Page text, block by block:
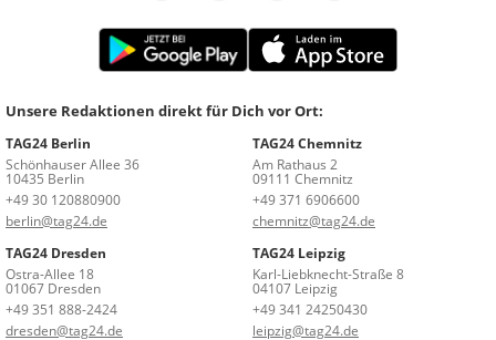
Unsere Redaktionen direkt für Dich vor Ort:
TAG24 Berlin
Schönhauser Allee 36
10435 Berlin
+49 30 120880900
berlin@tag24.de
TAG24 Chemnitz
Am Rathaus 2
09111 Chemnitz
+49 371 6906600
chemnitz@tag24.de
TAG24 Dresden
Ostra-Allee 18
01067 Dresden
+49 351 888-2424
dresden@tag24.de
TAG24 Leipzig
Karl-Liebknecht-Straße 8
04107 Leipzig
+49 341 24250430
leipzig@tag24.de